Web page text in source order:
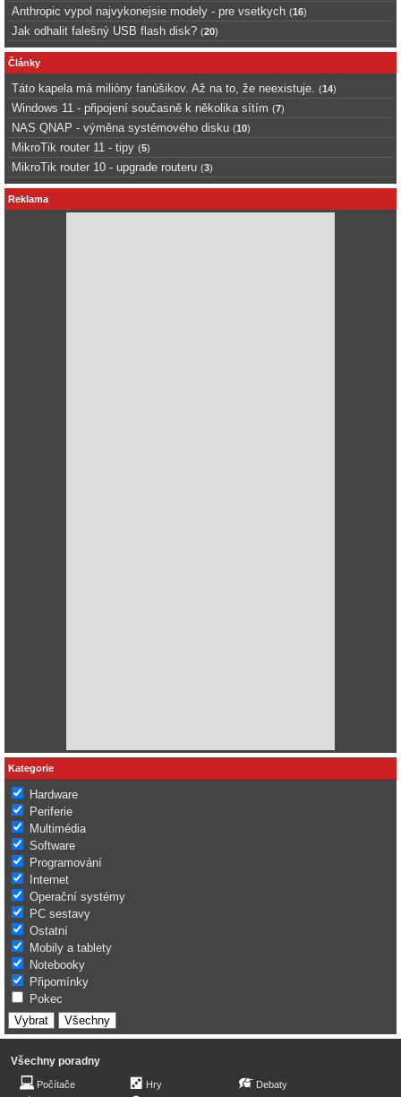
Anthropic vypol najvykonejsie modely - pre vsetkych (16)
Jak odhalit falešný USB flash disk? (20)
Články
Táto kapela má milióny fanúšikov. Až na to, že neexistuje. (14)
Windows 11 - připojení současně k několika sítím (7)
NAS QNAP - výměna systémového disku (10)
MikroTik router 11 - tipy (5)
MikroTik router 10 - upgrade routeru (3)
Reklama
Kategorie
Hardware
Periferie
Multimédia
Software
Programování
Internet
Operační systémy
PC sestavy
Ostatní
Mobily a tablety
Notebooky
Připomínky
Pokec
Všechny poradny
Počítače Hry Debaty